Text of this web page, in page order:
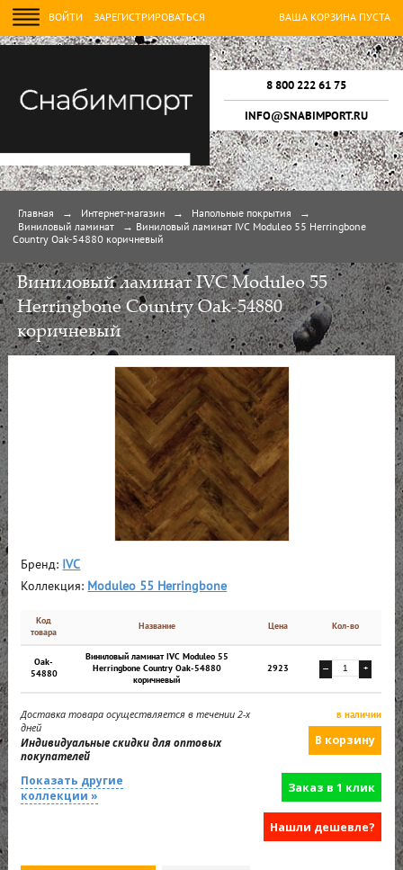
ВОЙТИ ЗАРЕГИСТРИРОВАТЬСЯ ВАША КОРЗИНА ПУСТА
8 800 222 61 75
INFO@SNABIMPORT.RU
Главная → Интернет-магазин → Напольные покрытия
→
Виниловый ламинат
→
Виниловый ламинат IVC Moduleo 55 Herringbone
Country Oak-54880 коричневый
Виниловый ламинат IVC Moduleo 55
Herringbone Country Oak-54880
коричневый
Бренд:
IVC
Коллекция: Moduleo 55 Herringbone
Код
товара
Название Цена Кол-во
Oak-
54880
Виниловый ламинат IVC Moduleo 55
Herringbone Country Oak-54880
коричневый
2923 — +
Доставка товара осуществляется в течении 2-х
дней
Индивидуальные скидки для оптовых
покупателей
в наличии
Показать другие
коллекции »
Заказ в 1 клик
Нашли дешевле?